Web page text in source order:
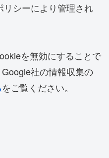
シーにより管理され
を無効にすることで
社の情報収集の
をご覧ください。